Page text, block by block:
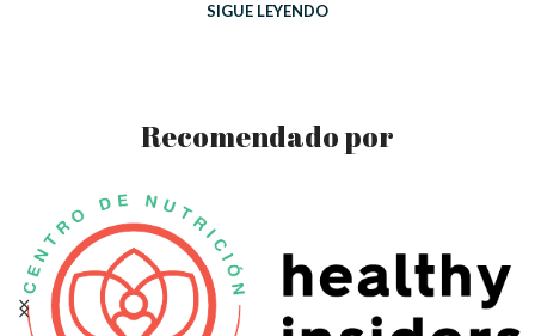
SIGUE LEYENDO
Recomendado por